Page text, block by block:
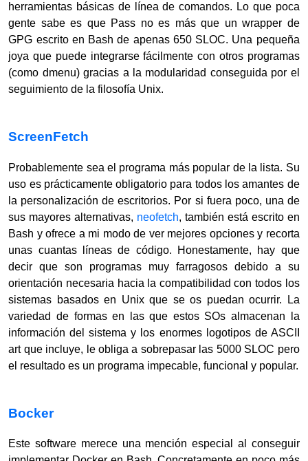
herramientas básicas de línea de comandos. Lo que poca
gente sabe es que Pass no es más que un wrapper de
GPG escrito en Bash de apenas 650 SLOC. Una pequeña
joya que puede integrarse fácilmente con otros programas
(como dmenu) gracias a la modularidad conseguida por el
seguimiento de la filosofía Unix.
ScreenFetch
Probablemente sea el programa más popular de la lista. Su
uso es prácticamente obligatorio para todos los amantes de
la personalización de escritorios. Por si fuera poco, una de
sus mayores alternativas, neofetch, también está escrito en
Bash y ofrece a mi modo de ver mejores opciones y recorta
unas cuantas líneas de código. Honestamente, hay que
decir que son programas muy farragosos debido a su
orientación necesaria hacia la compatibilidad con todos los
sistemas basados en Unix que se os puedan ocurrir. La
variedad de formas en las que estos SOs almacenan la
información del sistema y los enormes logotipos de ASCII
art que incluye, le obliga a sobrepasar las 5000 SLOC pero
el resultado es un programa impecable, funcional y popular.
Bocker
Este software merece una mención especial al conseguir